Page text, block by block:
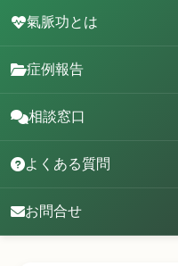
氣脈功とは
症例報告
相談窓口
よくある質問
お問合せ